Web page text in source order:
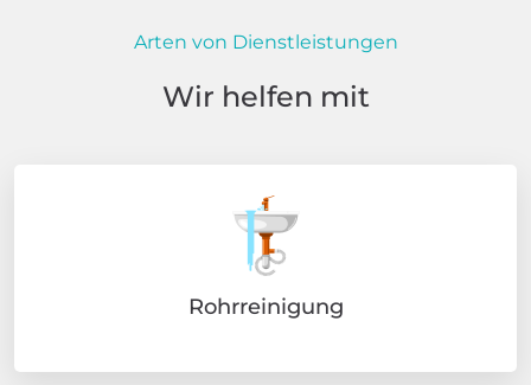
Arten von Dienstleistungen
Wir helfen mit
Rohrreinigung